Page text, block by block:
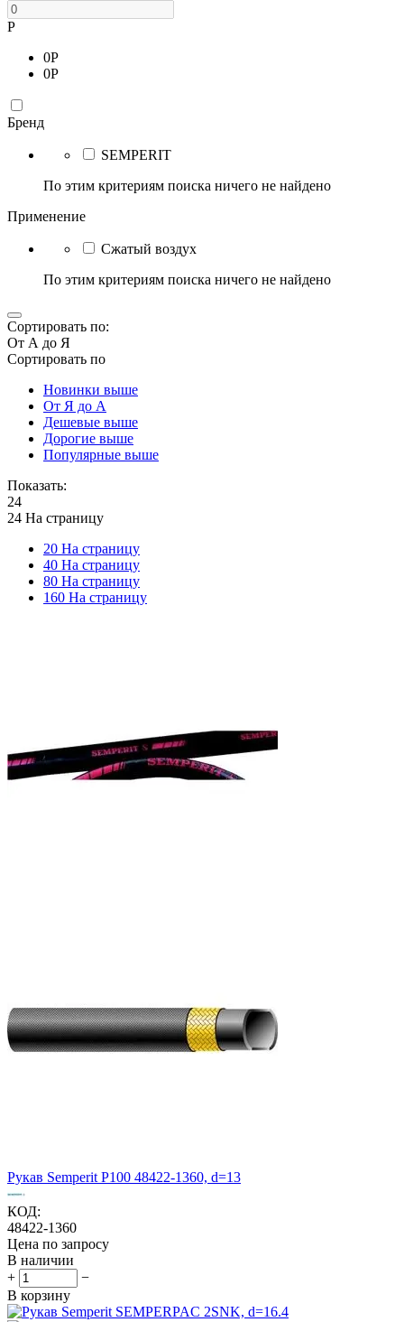
Р
0Р
0Р
Бренд
SEMPERIT
По этим критериям поиска ничего не найдено
Применение
Сжатый воздух
По этим критериям поиска ничего не найдено
Сортировать по:
От А до Я
Сортировать по
Новинки выше
От Я до А
Дешевые выше
Дорогие выше
Популярные выше
Показать:
24
24 На страницу
20 На страницу
40 На страницу
80 На страницу
160 На страницу
Рукав Semperit P100 48422-1360, d=13
КОД:
48422-1360
Цена по запросу
В наличии
+
−
В корзину